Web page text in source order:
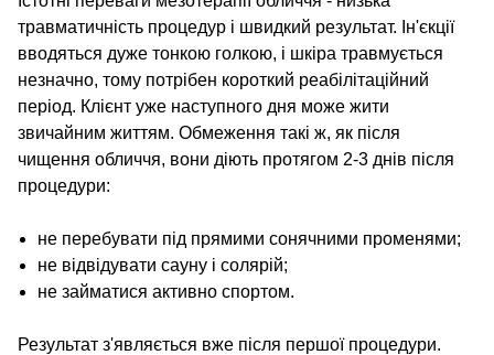
травматичність процедур і швидкий результат. Ін'єкції
вводяться дуже тонкою голкою, і шкіра травмується
незначно, тому потрібен короткий реабілітаційний
період. Клієнт уже наступного дня може жити
звичайним життям. Обмеження такі ж, як після
чищення обличчя, вони діють протягом 2-3 днів після
процедури:
не перебувати під прямими сонячними променями;
не відвідувати сауну і солярій;
не займатися активно спортом.
Результат з'являється вже після першої процедури.